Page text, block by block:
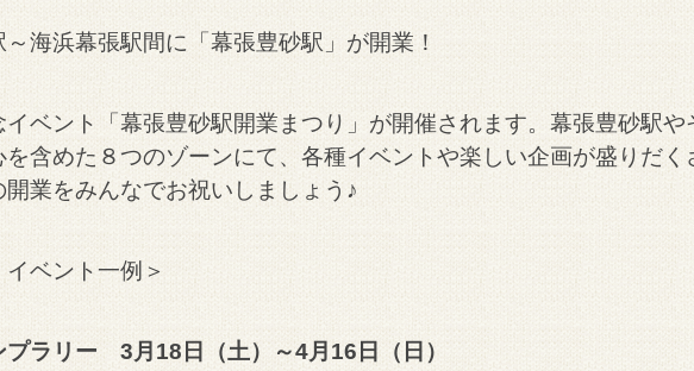
海浜幕張駅間に「幕張豊砂駅」が開業！
ベント「幕張豊砂駅開業まつり」が開催されます。幕張豊砂駅や
含めた８つのゾーンにて、 各種イベントや楽しい企画が盛りだく
業をみんなでお祝いしましょう♪
ベント一例＞
プラリー 3月18日（土）～4月16日（日）